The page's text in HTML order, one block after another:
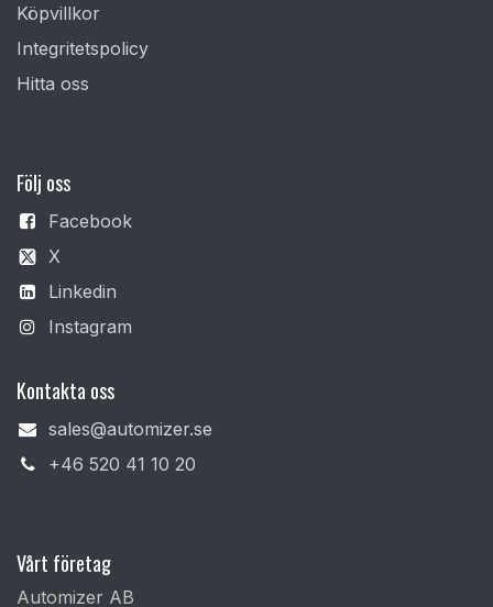
Köpvillkor
Integritetspolicy
Hitta oss
Följ oss
Facebook
X
Linkedin
Instagram
Kontakta oss
sales@automizer.se
+4​6 520 41 10 20​
Vårt företag
Automizer AB